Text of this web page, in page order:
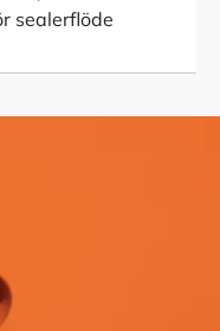
sealerflöde